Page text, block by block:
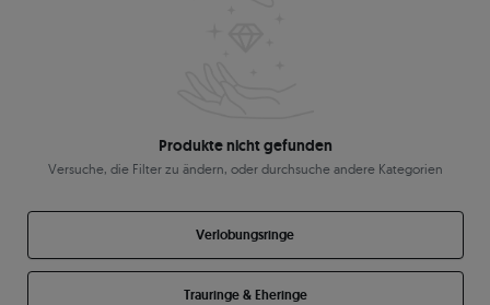
Produkte nicht gefunden
Versuche, die Filter zu ändern, oder durchsuche andere Kategorien
Verlobungsringe
Trauringe & Eheringe